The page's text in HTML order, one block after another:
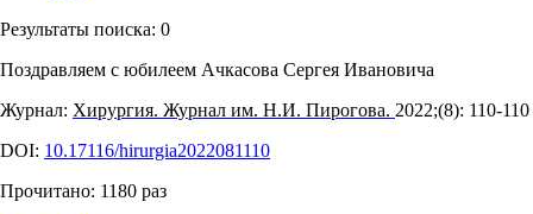
Результаты поиска: 0
Поздравляем с юбилеем Ачкасова Сергея Ивановича
Журнал: Хирургия. Журнал им. Н.И. Пирогова. 2022;(8): 110‑110
DOI: 10.17116/hirurgia2022081110
Прочитано: 1180 раз